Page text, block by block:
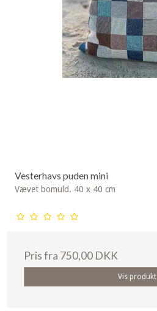
Vesterhavs puden mini
Vævet bomuld. 40 x 40 cm
Pris fra 750,00 DKK
Vis produkt